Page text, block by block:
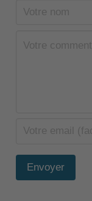
Envoyer